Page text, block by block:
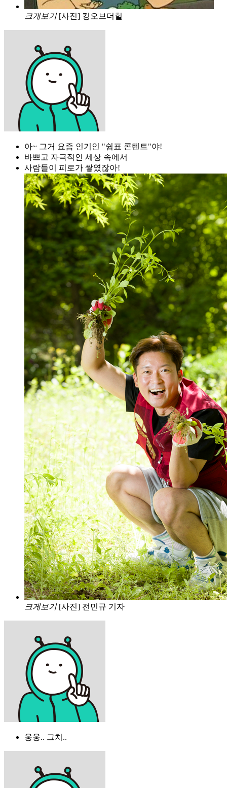
크게보기 [사진] 킹오브더힐
아~ 그거 요즘 인기인 "쉼표 콘텐트"야!
바쁘고 자극적인 세상 속에서
사람들이 피로가 쌓였잖아!
크게보기 [사진] 전민규 기자
웅웅.. 그치..